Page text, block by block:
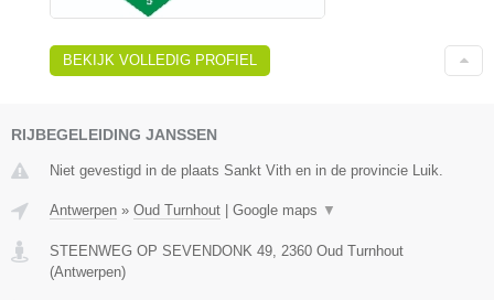
BEKIJK VOLLEDIG PROFIEL
RIJBEGELEIDING JANSSEN
Niet gevestigd in de plaats Sankt Vith en in de provincie Luik.
Antwerpen » Oud Turnhout Google maps ▼
STEENWEG OP SEVENDONK 49, 2360 Oud Turnhout
(Antwerpen)